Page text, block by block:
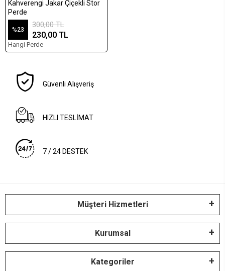
Kahverengi Jakar Çiçekli Stor
Perde
%23
300,00 TL
230,00 TL
Hangi Perde
Güvenli Alışveriş
HIZLI TESLİMAT
7 / 24 DESTEK
Müşteri Hizmetleri
Kurumsal
Kategoriler